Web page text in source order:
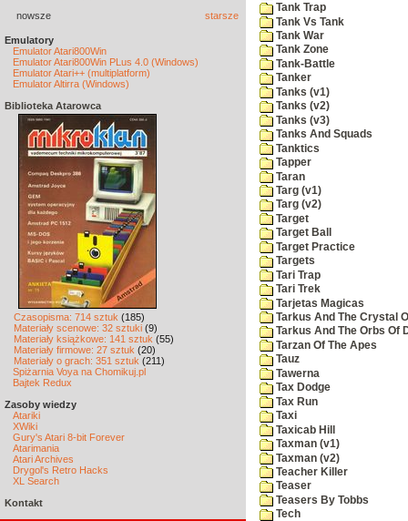
nowsze starsze
Emulatory
Emulator Atari800Win
Emulator Atari800Win PLus 4.0 (Windows)
Emulator Atari++ (multiplatform)
Emulator Altirra (Windows)
Biblioteka Atarowca
Czasopisma: 714 sztuk (185)
Materiały scenowe: 32 sztuki (9)
Materiały książkowe: 141 sztuk (55)
Materiały firmowe: 27 sztuk (20)
Materiały o grach: 351 sztuk (211)
Spiżarnia Voya na Chomikuj.pl
Bajtek Redux
Zasoby wiedzy
Atariki
XWiki
Gury's Atari 8-bit Forever
Atarimania
Atari Archives
Drygol's Retro Hacks
XL Search
Kontakt
Tank Trap
Tank Vs Tank
Tank War
Tank Zone
Tank-Battle
Tanker
Tanks (v1)
Tanks (v2)
Tanks (v3)
Tanks And Squads
Tanktics
Tapper
Taran
Targ (v1)
Targ (v2)
Target
Target Ball
Target Practice
Targets
Tari Trap
Tari Trek
Tarjetas Magicas
Tarkus And The Crystal
Tarkus And The Orbs Of
Tarzan Of The Apes
Tauz
Tawerna
Tax Dodge
Tax Run
Taxi
Taxicab Hill
Taxman (v1)
Taxman (v2)
Teacher Killer
Teaser
Teasers By Tobbs
Tech